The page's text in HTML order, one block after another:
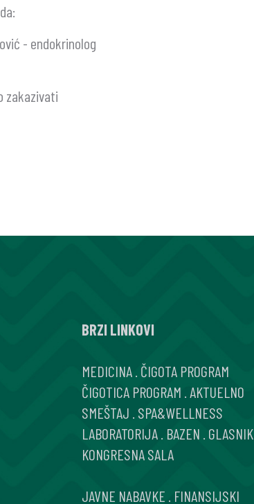
- endokrinolog
zakazivati
BRZI LINKOVI
MEDICINA ČIGOTA PROGRAM
ČIGOTICA PROGRAM AKTUELNO
SMEŠTAJ SPA&WELLNESS
LABORATORIJA BAZEN GLASNIK
KONGRESNA SALA
JAVNE NABAVKE FINANSIJSKI